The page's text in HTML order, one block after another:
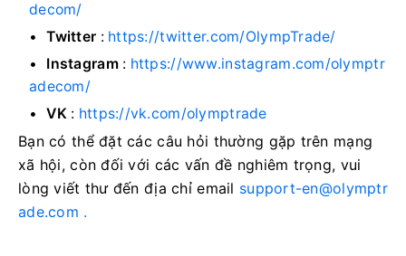
decom/
Twitter : https://twitter.com/OlympTrade/
Instagram: https://www.instagram.com/olymptr
adecom/
VK: https://vk.com/olymptrade
Bạn có thể đặt các câu hỏi thường gặp trên mạng
xã hội, còn đối với các vấn đề nghiêm trọng, vui
lòng viết thư đến địa chỉ email support-en@olymptr
ade.com .